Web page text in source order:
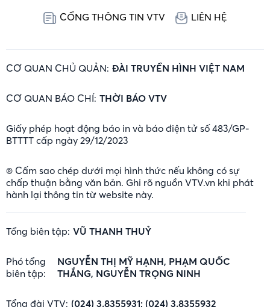
CỔNG THÔNG TIN VTV LIÊN HỆ
CƠ QUAN CHỦ QUẢN: ĐÀI TRUYỀN HÌNH VIỆT NAM
CƠ QUAN BÁO CHÍ: THỜI BÁO VTV
Giấy phép hoạt động báo in và báo điện tử số 483/GP-
BTTTT cấp ngày 29/12/2023
® Cấm sao chép dưới mọi hình thức nếu không có sự
chấp thuận bằng văn bản. Ghi rõ nguồn VTV.vn khi phát
hành lại thông tin từ website này.
Tổng biên tập: VŨ THANH THUỶ
Phó tổng
biên tập:
NGUYỄN THỊ MỸ HẠNH, PHẠM QUỐC
THẮNG, NGUYỄN TRỌNG NINH
Tổng đài VTV: (024) 3.8355931; (024) 3.8355932